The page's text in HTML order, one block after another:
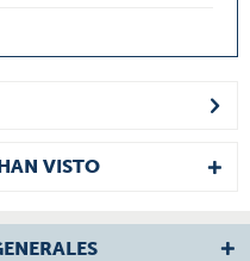
VISTO